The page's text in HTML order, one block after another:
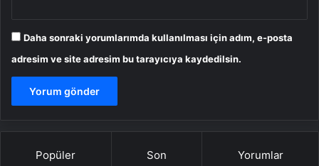
Daha sonraki yorumlarımda kullanılması için adım, e-posta
adresim ve site adresim bu tarayıcıya kaydedilsin.
Popüler Son Yorumlar